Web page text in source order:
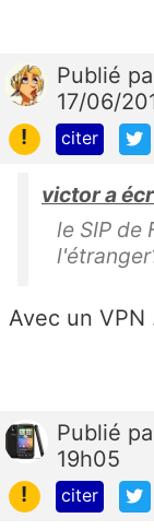
Publié
17/06/
!
citer
victor a
le SIP de
Avec un
Publié
19h05
!
citer